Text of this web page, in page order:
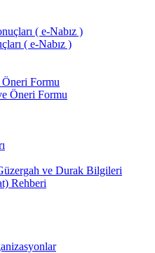
( e-Nabız )
( e-Nabız )
Formu
Öneri Formu
ve Durak Bilgileri
Rehberi